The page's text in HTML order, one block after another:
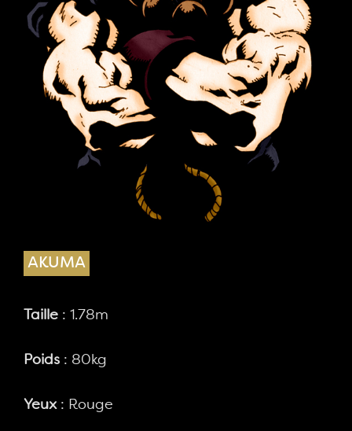
AKUMA
Taille : 1.78m
Poids : 80kg
Yeux: Rouge